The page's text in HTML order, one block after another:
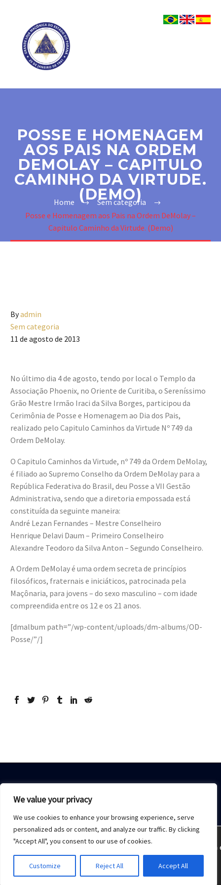
We value your privacy
We use cookies to enhance your browsing experience, serve
personalized ads or content, and analyze our traffic. By clicking
"Accept All", you consent to our use of cookies.
Customize Reject All Accept All
POSSE E HOMENAGEM
AOS PAIS NA ORDEM
DEMOLAY – CAPITULO
CAMINHO DA VIRTUDE.
(DEMO)
Home
Sem categoria
Posse e Homenagem aos Pais na Ordem DeMolay –
Capitulo Caminho da Virtude. (Demo)
Byadmin
Sem categoria
11 de agosto de 2013
No último dia 4 de agosto, tendo por local o Templo da
Associação Phoenix, no Oriente de Curitiba, o Sereníssimo
Grão Mestre Irmão Iraci da Silva Borges, participou da
Cerimônia de Posse e Homenagem ao Dia dos Pais,
realizado pelo Capitulo Caminhos da Virtude Nº 749 da
Ordem DeMolay.
O Capitulo Caminhos da Virtude, nº 749 da Ordem DeMolay,
é filiado ao Supremo Conselho da Ordem DeMolay para a
República Federativa do Brasil, deu Posse a VII Gestão
Administrativa, sendo que a diretoria empossada está
constituída da seguinte maneira:
André Lezan Fernandes – Mestre Conselheiro
Henrique Delavi Daum – Primeiro Conselheiro
Alexandre Teodoro da Silva Anton – Segundo Conselheiro.
A Ordem DeMolay é uma ordem secreta de princípios
filosóficos, fraternais e iniciáticos, patrocinada pela
Maçônaria, para jovens – do sexo masculino – com idade
compreendida entre os 12 e os 21 anos.
[dmalbum path=”/wp-content/uploads/dm-albums/OD-
Posse/”/]
Sobre Nós Acesso restrito Contato
2021 © Copyrights - Monday Publicidade
Estamos usando cookies para oferecer a melhor
Aceitar